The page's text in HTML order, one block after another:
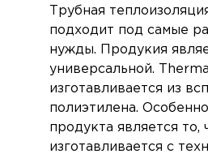
Трубная
подходит под самые
нужды. Продукия
универсальной.
изготавливается из
полиэтилена.
продукта является то,
изготавливается с